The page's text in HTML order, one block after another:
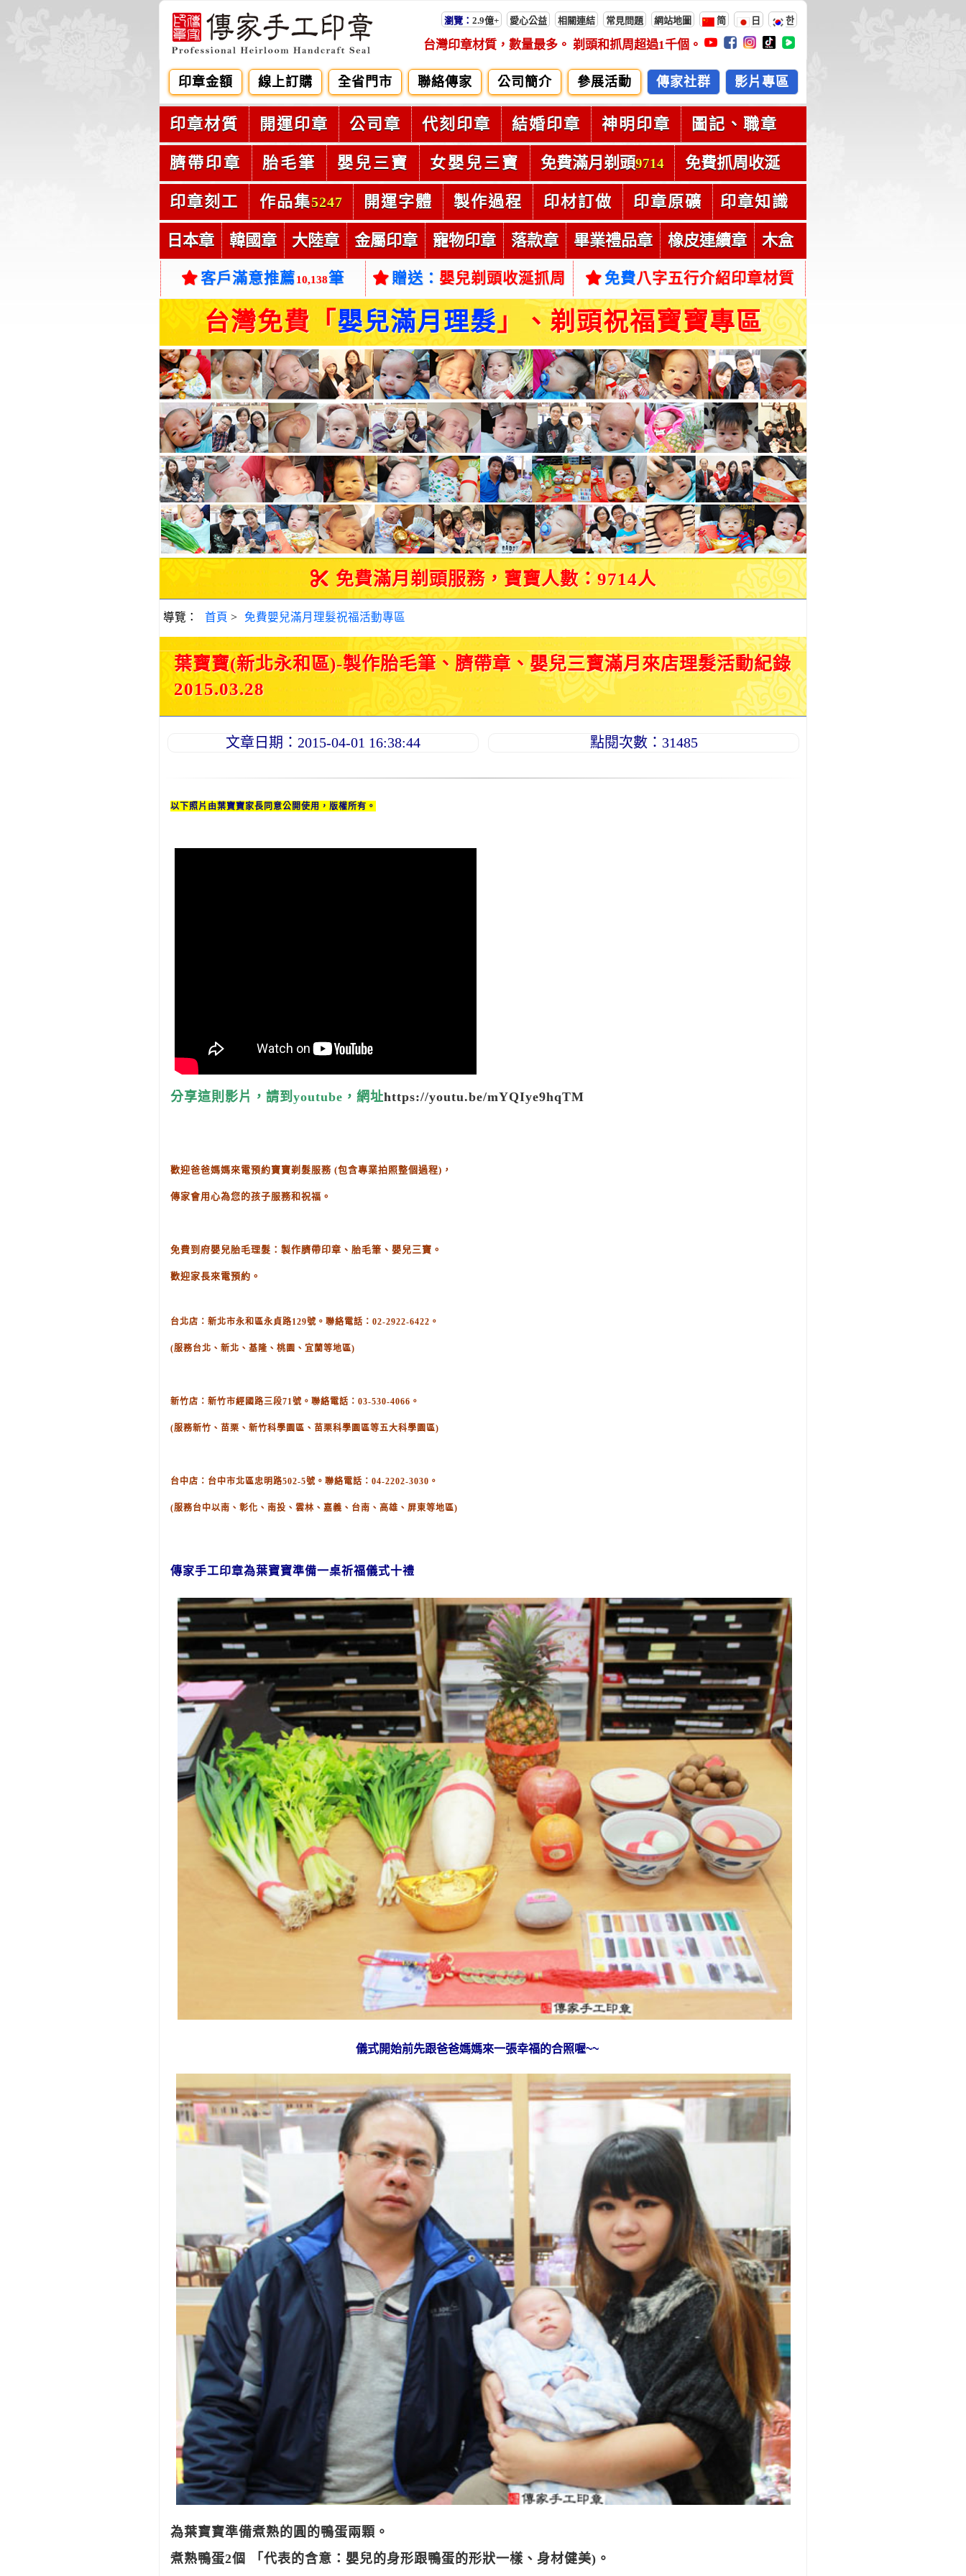
瀏覽： 2.9億+ 愛心公益 相關連結 常見問題 網站地圖 简 日 한
台灣印章材質，數量最多。 剃頭和抓周超過1千個。
印章金額 線上訂購 全省門市 聯絡傳家 公司簡介 參展活動 傳家社群 影片專區
印章材質 開運印章 公司章 代刻印章 結婚印章 神明印章 圖記、職章
臍帶印章 胎毛筆 嬰兒三寶 女嬰兒三寶 免費滿月剃頭9714 免費抓周收涎
印章刻工 作品集5247 開運字體 製作過程 印材訂做 印章原礦 印章知識
日本章 韓國章 大陸章 金屬印章 寵物印章 落款章 畢業禮品章 橡皮連續章 木盒
客戶滿意推薦10,138筆 贈送： 嬰兒剃頭收涎抓周 免費八字五行介紹印章材質
台灣免費「 嬰兒滿月理髮」、剃頭祝福寶寶專區
免費滿月剃頭服務，寶寶人數：9714人
導覽： 首頁 > 免費嬰兒滿月理髮祝福活動專區
葉寶寶(新北永和區)-製作胎毛筆、臍帶章、嬰兒三寶滿月來店理髮活動紀錄
2015.03.28
文章日期：2015-04-01 16:38:44 點閱次數：31485
以下照片由葉寶寶家長同意公開使用，版權所有。
分享這則影片，請到youtube，網址https://youtu.be/mYQIye9hqTM
歡迎爸爸媽媽來電預約寶寶剃髮服務 (包含專業拍照整個過程) ，
傳家會用心為您的孩子服務和祝福。
免費到府嬰兒胎毛理髮：製作臍帶印章、胎毛筆、嬰兒三寶。
歡迎家長來電預約。
台北店：新北市永和區永貞路129號。聯絡電話：02-2922-6422。
(服務台北、新北、基隆、桃園、宜蘭等地區)
新竹店：新竹市經國路三段71號。聯絡電話：03-530-4066。
(服務新竹、苗栗、新竹科學園區、苗栗科學園區等五大科學園區)
台中店：台中市北區忠明路502-5號。聯絡電話：04-2202-3030。
(服務台中以南、彰化、南投、雲林、嘉義、台南、高雄、屏東等地區)
傳家手工印章為葉寶寶準備一桌祈福儀式十禮
儀式開始前先跟爸爸媽媽來一張幸福的合照喔~~
為葉寶寶準備煮熟的圓的鴨蛋兩顆。
煮熟鴨蛋2個 「代表的含意：嬰兒的身形跟鴨蛋的形狀一樣、身材健美)。